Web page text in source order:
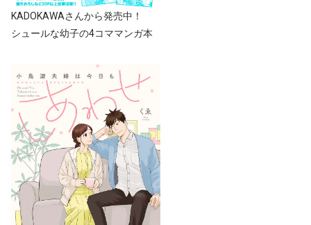
KADOKAWAさんから発売中！
シュールな幼子の4コママンガ本